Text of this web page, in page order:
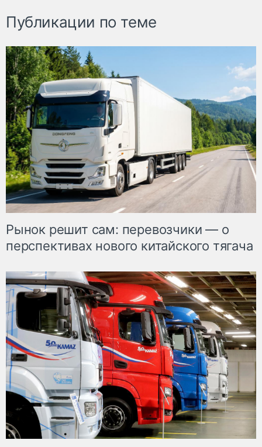
Публикации по теме
Рынок решит сам: перевозчики — о
перспективах нового китайского тягача